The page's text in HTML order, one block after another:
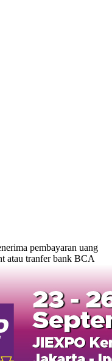
pembayaran uang
atau tranfer bank BCA